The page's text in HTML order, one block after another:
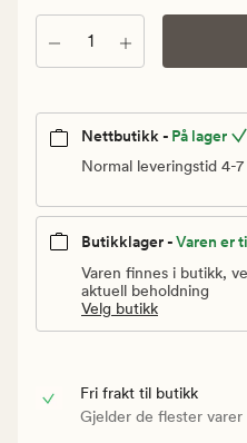
Antall
Nettbutikk - På lager
Normal leveringstid 4-7
Butikklager -Varen er
Varen finnes i butikk,
aktuell beholdning
Velg butikk
Fri frakt til butikk
Gjelder de flester